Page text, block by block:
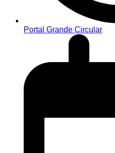
Portal Grande Circular